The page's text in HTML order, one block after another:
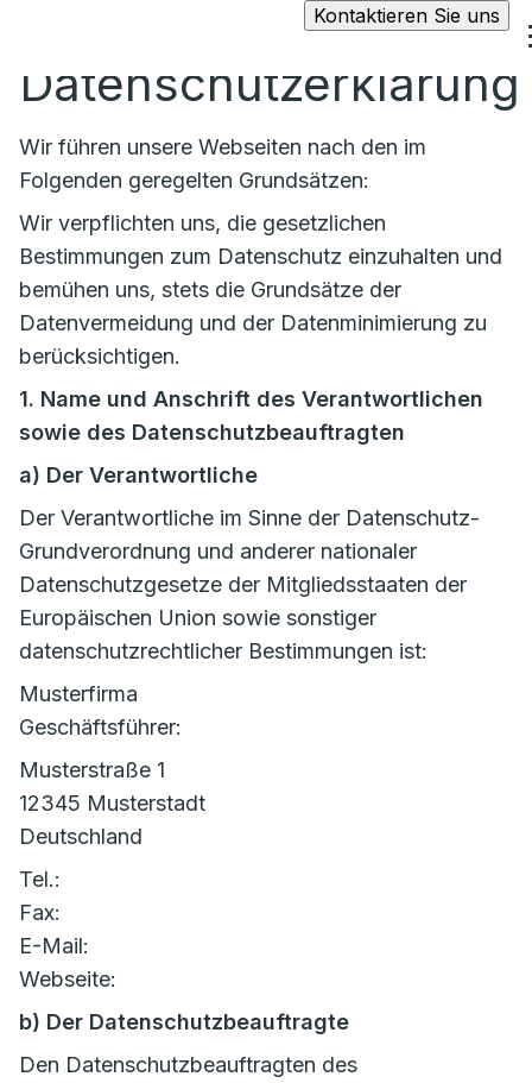
Kontaktieren Sie uns
Datenschutzerklärung
Wir führen unsere Webseiten nach den im
Folgenden geregelten Grundsätzen:
Wir verpflichten uns, die gesetzlichen
Bestimmungen zum Datenschutz einzuhalten und
bemühen uns, stets die Grundsätze der
Datenvermeidung und der Datenminimierung zu
berücksichtigen.
1. Name und Anschrift des Verantwortlichen
sowie des Datenschutzbeauftragten
a) Der Verantwortliche
Der Verantwortliche im Sinne der Datenschutz-
Grundverordnung und anderer nationaler
Datenschutzgesetze der Mitgliedsstaaten der
Europäischen Union sowie sonstiger
datenschutzrechtlicher Bestimmungen ist:
Musterfirma
Geschäftsführer:
Musterstraße 1
12345 Musterstadt
Deutschland
Tel.:
Fax:
E-Mail:
Webseite:
b) Der Datenschutzbeauftragte
Den Datenschutzbeauftragten des